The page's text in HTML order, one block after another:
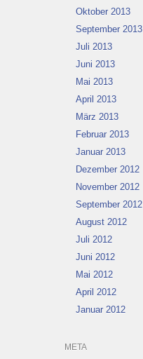
Oktober 2013
September 2013
Juli 2013
Juni 2013
Mai 2013
April 2013
März 2013
Februar 2013
Januar 2013
Dezember 2012
November 2012
September 2012
August 2012
Juli 2012
Juni 2012
Mai 2012
April 2012
Januar 2012
META